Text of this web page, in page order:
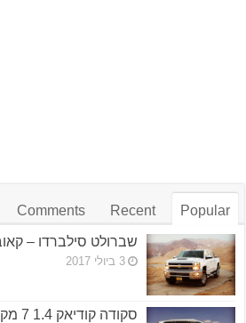
Popular
Recent
Comments
שברולט סילברדו –
3 ביולי 2017
סקודה קודיאק 1.4 7 מקומות – ילדים זה שמחה